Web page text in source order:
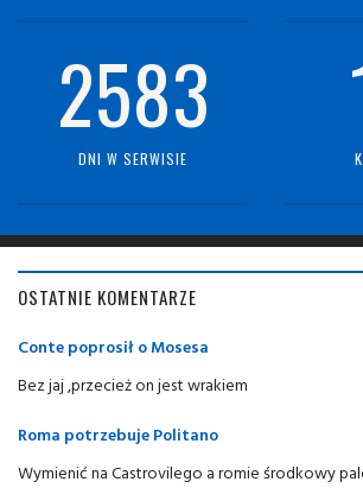
2583
DNI W SERWISIE
OSTATNIE KOMENTARZE
Conte poprosił o Mosesa
Bez jaj ,przecież on jest wrakiem
Roma potrzebuje Politano
Wymienić na Castrovilego a romie środkowy